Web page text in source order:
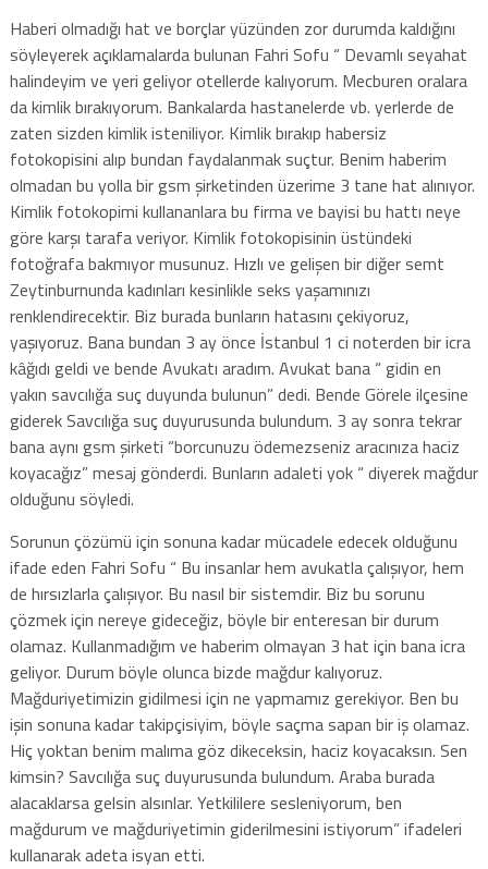
Haberi olmadığı hat ve borçlar yüzünden zor durumda kaldığını
söyleyerek açıklamalarda bulunan Fahri Sofu “ Devamlı seyahat
halindeyim ve yeri geliyor otellerde kalıyorum. Mecburen oralara
da kimlik bırakıyorum. Bankalarda hastanelerde vb. yerlerde de
zaten sizden kimlik isteniliyor. Kimlik bırakıp habersiz
fotokopisini alıp bundan faydalanmak suçtur. Benim haberim
olmadan bu yolla bir gsm şirketinden üzerime 3 tane hat alınıyor.
Kimlik fotokopimi kullananlara bu firma ve bayisi bu hattı neye
göre karşı tarafa veriyor. Kimlik fotokopisinin üstündeki
fotoğrafa bakmıyor musunuz. Hızlı ve gelişen bir diğer semt
Zeytinburnunda kadınları kesinlikle seks yaşamınızı
renklendirecektir. Biz burada bunların hatasını çekiyoruz,
yaşıyoruz. Bana bundan 3 ay önce İstanbul 1 ci noterden bir icra
kâğıdı geldi ve bende Avukatı aradım. Avukat bana “ gidin en
yakın savcılığa suç duyunda bulunun” dedi. Bende Görele ilçesine
giderek Savcılığa suç duyurusunda bulundum. 3 ay sonra tekrar
bana aynı gsm şirketi “borcunuzu ödemezseniz aracınıza haciz
koyacağız” mesaj gönderdi. Bunların adaleti yok “ diyerek mağdur
olduğunu söyledi.
Sorunun çözümü için sonuna kadar mücadele edecek olduğunu
ifade eden Fahri Sofu “ Bu insanlar hem avukatla çalışıyor, hem
de hırsızlarla çalışıyor. Bu nasıl bir sistemdir. Biz bu sorunu
çözmek için nereye gideceğiz, böyle bir enteresan bir durum
olamaz. Kullanmadığım ve haberim olmayan 3 hat için bana icra
geliyor. Durum böyle olunca bizde mağdur kalıyoruz.
Mağduriyetimizin gidilmesi için ne yapmamız gerekiyor. Ben bu
işin sonuna kadar takipçisiyim, böyle saçma sapan bir iş olamaz.
Hiç yoktan benim malıma göz dikeceksin, haciz koyacaksın. Sen
kimsin? Savcılığa suç duyurusunda bulundum. Araba burada
alacaklarsa gelsin alsınlar. Yetkililere sesleniyorum, ben
mağdurum ve mağduriyetimin giderilmesini istiyorum” ifadeleri
kullanarak adeta isyan etti.